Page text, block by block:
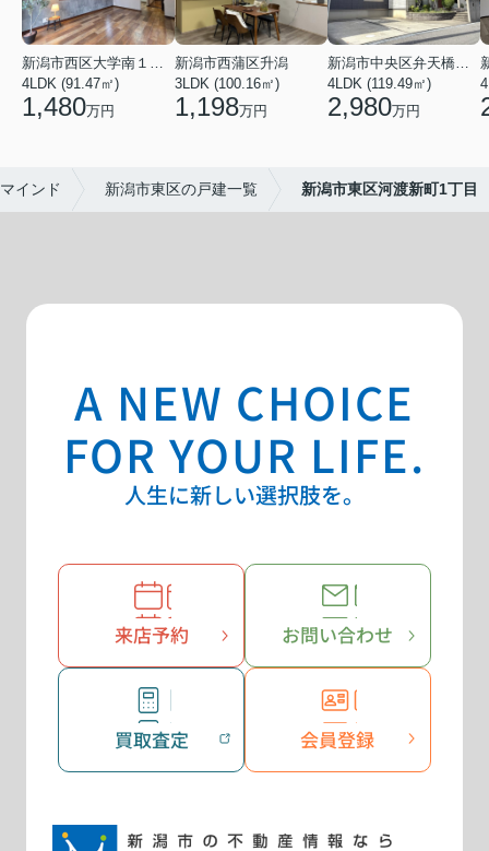
新潟市西区大学南１丁目
4LDK (91.47㎡)
1,480万円
新潟市西蒲区升潟
3LDK (100.16㎡)
1,198万円
新潟市中央区弁天橋通１丁目
4LDK (119.49㎡)
2,980万円
インド 新潟市東区の戸建一覧 新潟市東区河渡新町1丁目
A NEW CHOICE
FOR YOUR LIFE.
人生に新しい選択肢を。
来店予約 お問い合わせ
買取査定 会員登録